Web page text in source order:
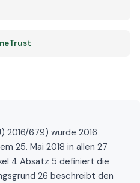
2016/679) wurde 2016
25. Mai 2018 in allen 27
4 Absatz 5 definiert die
26 beschreibt den